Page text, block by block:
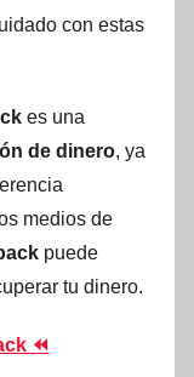
con estas
es una
de dinero, ya
medios de
puede
tu dinero.
⏪